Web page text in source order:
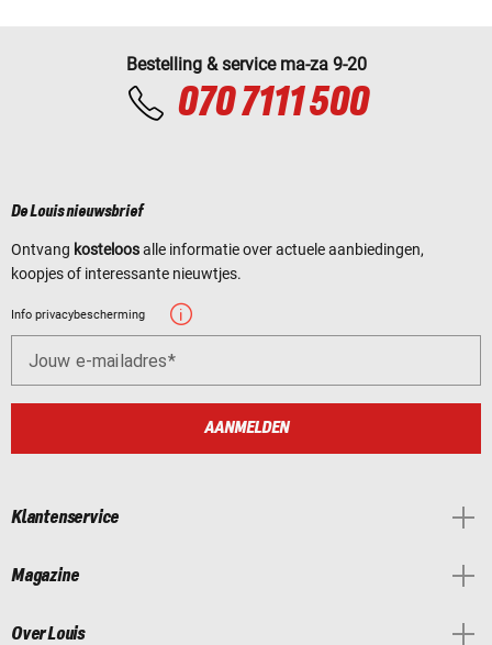
Bestelling & service ma-za 9-20
070 7111 500
De Louis nieuwsbrief
Ontvang kosteloosalle informatie over actuele aanbiedingen,
koopjes of interessante nieuwtjes.
Info privacybescherming
Jouw e-mailadres
AANMELDEN
Klantenservice
Magazine
Over Louis